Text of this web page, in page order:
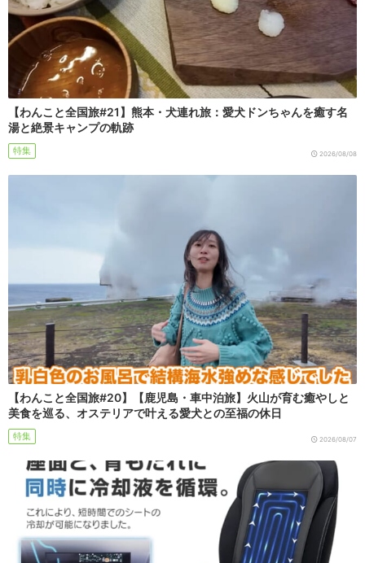
【わんこと全国旅#21】熊本・犬連れ旅：愛犬ドンちゃんを癒す名
湯と絶景キャンプの軌跡
特集 2026/08/08
【わんこと全国旅#20】【鹿児島・車中泊旅】火山が育む癒やしと
美食を巡る、オステリアで叶える愛犬との至福の休日
特集 2026/08/07